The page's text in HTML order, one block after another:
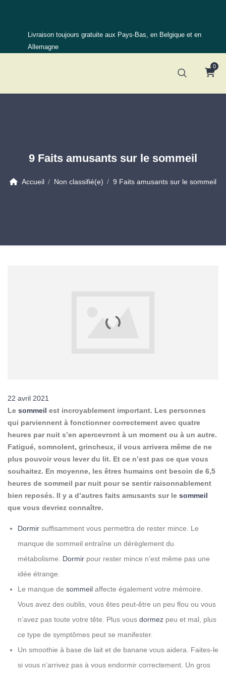
Livraison toujours gratuite aux Pays-Bas, en Belgique et en
Allemagne
0
9 Faits amusants sur le sommeil
Accueil Non classifié(e) 9 Faits amusants sur le sommeil
22 avril 2021
Le sommeil est incroyablement important. Les personnes
qui parviennent à fonctionner correctement avec quatre
heures par nuit s’en apercevront à un moment ou à un autre.
Fatigué, somnolent, grincheux, il vous arrivera même de ne
plus pouvoir vous lever du lit. Et ce n’est pas ce que vous
souhaitez. En moyenne, les êtres humains ont besoin de 6,5
heures de sommeil par nuit pour se sentir raisonnablement
bien reposés. Il y a d’autres faits amusants sur le sommeil
que vous devriez connaître.
Dormir suffisamment vous permettra de rester mince. Le
manque de sommeil entraîne un dérèglement du
métabolisme. Dormir pour rester mince n’est même pas une
idée étrange.
Le manque de sommeil affecte également votre mémoire.
Vous avez des oublis, vous êtes peut-être un peu flou ou vous
n’avez pas toute votre tête. Plus vous dormez peu et mal, plus
ce type de symptômes peut se manifester.
Un smoothie à base de lait et de banane vous aidera. Faites-le
si vous n’arrivez pas à vous endormir correctement. Un gros